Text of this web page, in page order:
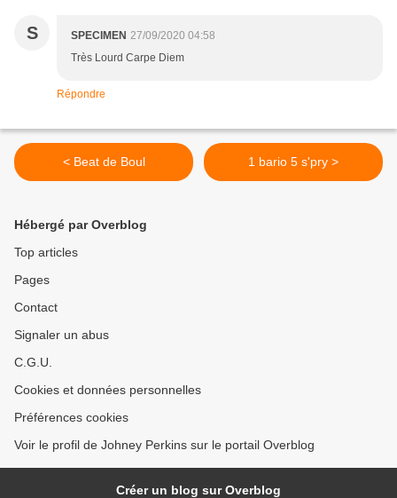
S SPECIMEN 27/09/2020 04:58
Très Lourd Carpe Diem
Répondre
< Beat de Boul 1 bario 5 s'pry >
Hébergé par Overblog
Top articles
Pages
Contact
Signaler un abus
C.G.U.
Cookies et données personnelles
Préférences cookies
Voir le profil de Johney Perkins sur le portail Overblog
Créer un blog sur Overblog